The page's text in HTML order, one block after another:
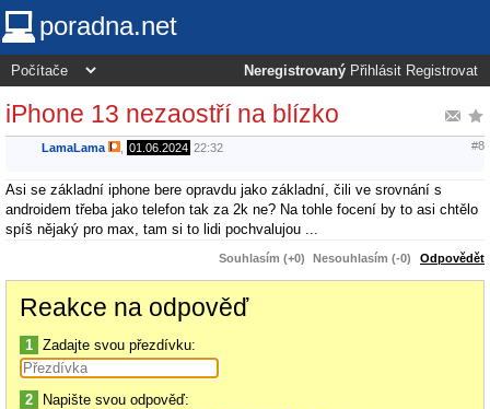
poradna.net
Neregistrovaný Přihlásit Registrovat
iPhone 13 nezaostří na blízko
LamaLama 01.06.2024 22:32 #8
Asi se základní iphone bere opravdu jako základní, čili ve srovnání s
androidem třeba jako telefon tak za 2k ne? Na tohle focení by to asi chtělo
spíš nějaký pro max, tam si to lidi pochvalujou ...
Souhlasím (+0) Nesouhlasím (-0) Odpovědět
Reakce na odpověď
1 Zadajte svou přezdívku:
2 Napište svou odpověď: